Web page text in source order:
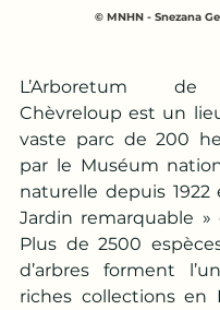
© MNHN - Snezana
L’Arboretum de
Chèvreloup est un
vaste parc de 200
par le Muséum
naturelle depuis 1922
Jardin remarquable »
Plus de 2500
d’arbres forment
riches collections en